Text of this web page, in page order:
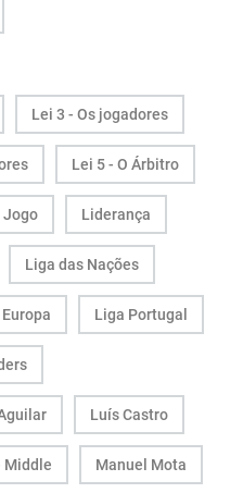
Lei 3 - Os jogadores
Lei 5 - O Árbitro
Jogo Liderança
Liga das Nações
Liga Portugal
Luís Castro
Middle Manuel Mota